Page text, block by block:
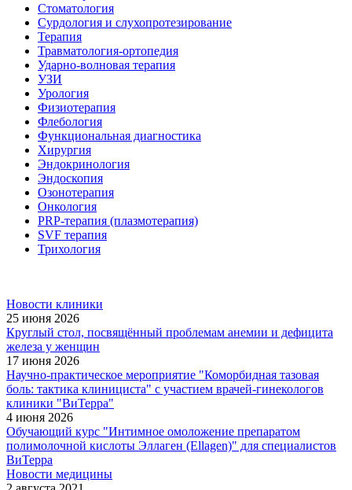
Стоматология
Сурдология и слухопротезирование
Терапия
Травматология-ортопедия
Ударно-волновая терапия
УЗИ
Урология
Физиотерапия
Флебология
Функциональная диагностика
Хирургия
Эндокринология
Эндоскопия
Озонотерапия
Онкология
PRP-терапия (плазмотерапия)
SVF терапия
Трихология
Новости клиники
25 июня 2026
Круглый стол, посвящённый проблемам анемии и дефицита
железа у женщин
17 июня 2026
Научно-практическое мероприятие "Коморбидная тазовая
боль: тактика клинициста" с участием врачей-гинекологов
клиники "ВиТерра"
4 июня 2026
Обучающий курс "Интимное омоложение препаратом
полимолочной кислоты Эллаген (Ellagen)" для специалистов
ВиТерра
Новости медицины